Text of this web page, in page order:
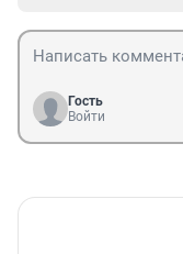
Гость
Войти